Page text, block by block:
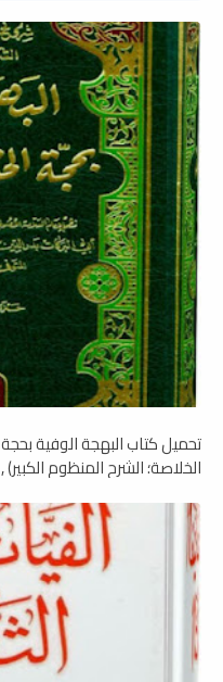
تحميل كتاب البهجة الوفية
الخلاصة؛ الشرح المنظوم الكبير) , pdf